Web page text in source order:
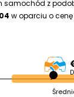
samochód z
w oparciu o